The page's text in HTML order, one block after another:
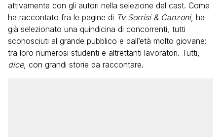
attivamente con gli autori nella selezione del cast. Come
ha raccontato fra le pagine di Tv Sorrisi & Canzoni, ha
già selezionato una quindicina di concorrenti, tutti
sconosciuti al grande pubblico e dall’età molto giovane:
tra loro numerosi studenti e altrettanti lavoratori. Tutti,
dice, con grandi storie da raccontare.